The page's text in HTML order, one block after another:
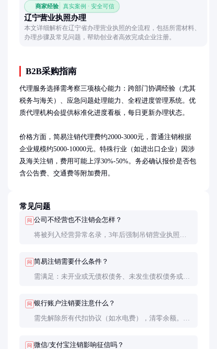
商家经验 真实案例 · 安全可信
辽宁营业执照办理
本文详细解析在辽宁省办理营业执照的全流程，包括所需材料、
办理步骤及常见问题，帮助创业者高效完成企业注册。
B2B采购指南
代理服务选择需考察三项核心能力：跨部门协调经验（尤其
税务与海关）、应急问题处理能力、全程进度管理系统。优
质代理机构会提供标准化进度看板，每日更新办理状态。
价格方面，简易注销代理费约2000-3000元，普通注销根据
企业规模约5000-10000元。特殊行业（如进出口企业）因涉
及海关注销，费用可能上浮30%-50%。务必确认报价是否包
含公告费、交通费等附加费用。
常见问题
问 公司不经营也不注销会怎样？
将被列入经营异常名录，3年后强制吊销营业执照。
问 简易注销需要什么条件？
需满足：未开业或无债权债务、未发生债权债务或已
问 银行账户注销要注意什么？
需先解除所有代扣协议（如水电费），清零余额。对
问 微信/支付宝注销影响征信吗？